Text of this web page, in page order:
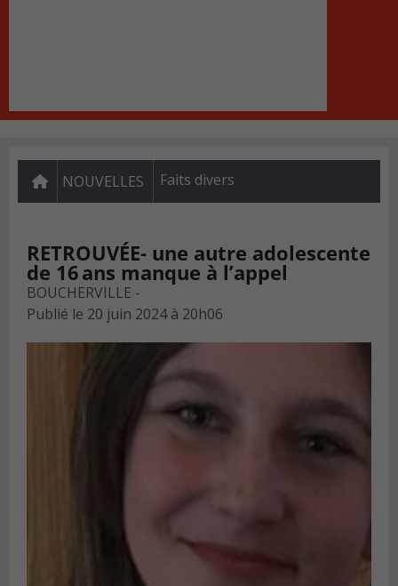
NOUVELLES Faits divers
RETROUVÉE- une autre adolescente
de 16 ans manque à l’appel
BOUCHERVILLE -
Publié le 20 juin 2024 à 20h06